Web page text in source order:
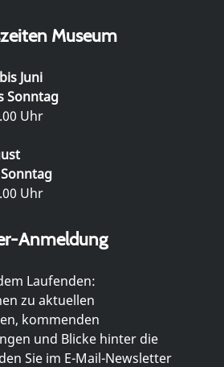
Museum
Juni
Sonntag
Uhr
Uhr
Anmeldung
Laufenden:
zu aktuellen
kommenden
und Blicke hinter die
Sie im E-Mail-Newsletter